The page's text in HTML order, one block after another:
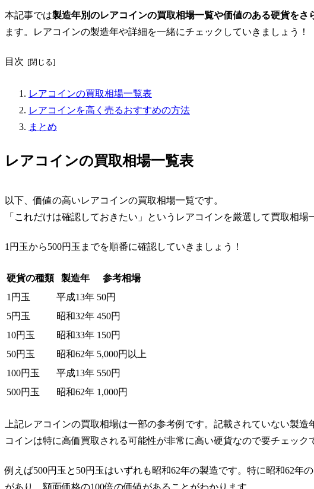
本記事では製造年別のレアコインの買取相場一覧や価値のある硬貨をさ
ます。レアコインの製造年や詳細を一緒にチェックしていきましょう！
目次
レアコインの買取相場一覧表
レアコインを高く売るおすすめの方法
まとめ
レアコインの買取相場一覧表
以下、価値の高いレアコインの買取相場一覧です。
「これだけは確認しておきたい」というレアコインを厳選して買取相場
1円玉から500円玉までを順番に確認していきましょう！
硬貨の種類 製造年
参考相場
1円玉
平成13年 50円
5円玉
昭和32年 450円
10円玉
昭和33年 150円
50円玉
昭和62年 5,000円以上
100円玉
平成13年 550円
500円玉
昭和62年 1,000円
上記レアコインの買取相場は一部の参考例です。記載されていない製
コインは特に高価買取される可能性が非常に高い硬貨なので要チェック
例えば500円玉と50円玉はいずれも昭和62年の製造です。特に昭和62年